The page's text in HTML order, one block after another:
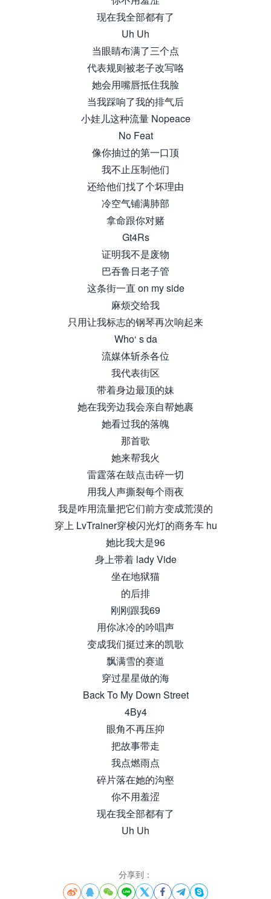
现在我全部都有了
Uh Uh
当眼睛布满了三个点
代表规则被老子改写咯
她会用嘴唇抵住我脸
当我踩响了我的排气后
小娃儿这种流量 Nopeace
No Feat
像你抽过的第一口顶
我不止压制他们
还给他们找了个坏理由
冷空气铺满肺部
拿命跟你对赌
Gt4Rs
证明我不是废物
巴吞鲁日老子管
这条街一直 on my side
麻烦交给我
只用让我标志的钢琴再次响起来
Who‘ s da
流媒体斩杀各位
我代表街区
带着身边最顶的妹
她在我旁边我会亲自帮她裹
她看过我的落魄
那首歌
她来帮我火
雷霆落在鼓点击碎一切
用我人声撕裂每个雨夜
我是咋用流量把它们前方变成荒漠的
穿上 LvTrainer穿梭闪光灯的商务车 hu
她比我大是96
身上带着 lady Vide
坐在地狱猫
的后排
刚刚跟我69
用你冰冷的吟唱声
变成我们挺过来的凯歌
飘满雪的赛道
穿过星星做的海
Back To My Down Street
4By4
眼角不再压抑
把故事带走
我点燃雨点
碎片落在她的沟壑
你不用羞涩
现在我全部都有了
Uh Uh
分享到：
       